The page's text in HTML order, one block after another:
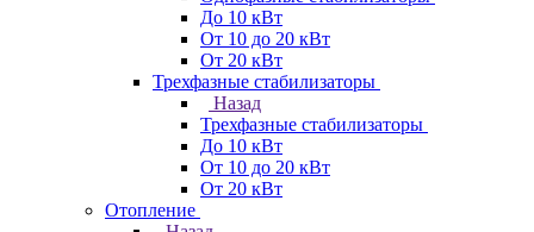
До 10 кВт
От 10 до 20 кВт
От 20 кВт
Трехфазные стабилизаторы
Назад
Трехфазные стабилизаторы
До 10 кВт
От 10 до 20 кВт
От 20 кВт
Отопление